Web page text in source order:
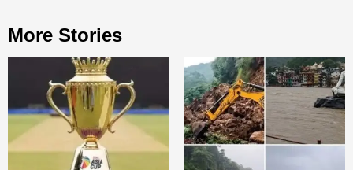
More Stories